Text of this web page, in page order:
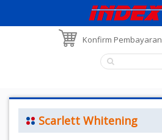
Konfirm Pembayaran
Scarlett Whitening